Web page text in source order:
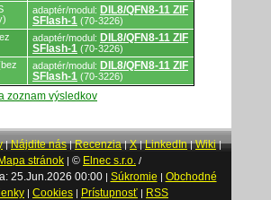
adaptér/modul: DIL8/QFN8-11 ZIF
SFlash-1 (70-3226)
adaptér/modul: DIL8/QFN8-11 ZIF
SFlash-1 (70-3226)
adaptér/modul: DIL8/QFN8-11 ZIF
SFlash-1 (70-3226)
zoznam výsledkov
|Nájdite nás|Recenzia|X|LinkedIn|Wiki|
Mapa stránok | © Elnec s.r.o. /
25.Jun.2026 00:00| Súkromie | Obchodné
| Cookies | Prístupnosť | RSS